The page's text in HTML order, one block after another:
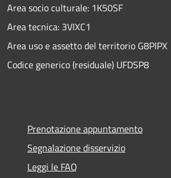
Area socio culturale: 1K50SF
Area tecnica: 3VIXC1
Area uso e assetto del territorio G8PIPX
Codice generico (residuale) UFDSP8
Prenotazione appuntamento
Segnalazione disservizio
Leggi le FAQ